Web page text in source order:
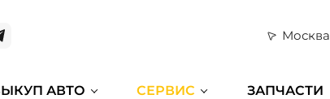
Москва
АВТО СЕРВИС ЗАПЧАСТИ